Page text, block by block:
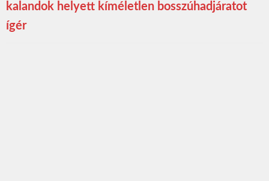
kalandok helyett kíméletlen bosszúhadjáratot
ígér